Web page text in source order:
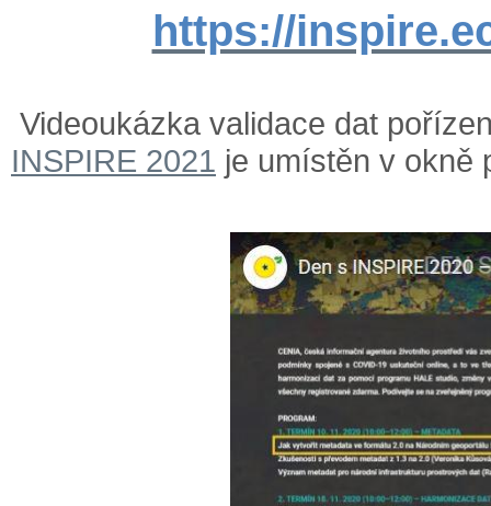
https://
Videoukázka validace dat
INSPIRE 2021 je umístěn v okně